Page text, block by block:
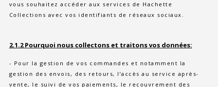
vous souhaitez accéder aux services de Hachette
Collections avec vos identifiants de réseaux sociaux.
2.1.2 Pourquoi nous collectons et traitons vos données:
- Pour la gestion de vos commandes et notamment la
gestion des envois, des retours, l’accès au service après-
vente, le suivi de vos paiements, le recouvrement des